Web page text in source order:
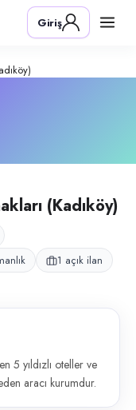
(Kadıköy)–
yıldızlı oteller ve
Giriş
(Kadıköy)
1 açık ilan
5 yıldızlı oteller ve
aracı kurumdur.